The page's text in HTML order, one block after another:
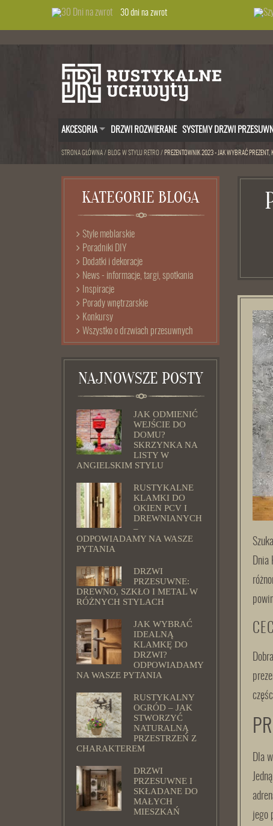
30 dni na zwrot
AKCESORIA DRZWI ROZWIERANE SYSTEMY DRZWI
STRONA GŁÓWNA/ BLOG W STYLU RETRO / PREZENTOWNIK 2023 - JAK WYBRAĆ
Dnia
Dla
jego
KATEGORIE BLOGA
Style meblarskie
Poradniki DIY
Dodatki i dekoracje
News - informacje, targi, spotkania
Inspiracje
Porady wnętrzarskie
Konkursy
Wszystko o drzwiach przesuwnych
NAJNOWSZE POSTY
JAK ODMIENIĆ
WEJŚCIE DO
DOMU?
SKRZYNKA NA
LISTY W
ANGIELSKIM STYLU
RUSTYKALNE
KLAMKI DO
OKIEN PCV I
DREWNIANYCH
–
ODPOWIADAMY NA WASZE
PYTANIA
DRZWI
PRZESUWNE:
DREWNO, SZKŁO I METAL W
RÓŻNYCH STYLACH
JAK WYBRAĆ
IDEALNĄ
KLAMKĘ DO
DRZWI?
ODPOWIADAMY
NA WASZE PYTANIA
RUSTYKALNY
OGRÓD – JAK
STWORZYĆ
NATURALNĄ
PRZESTRZEŃ Z
CHARAKTEREM
DRZWI
PRZESUWNE I
SKŁADANE DO
MAŁYCH
MIESZKAŃ